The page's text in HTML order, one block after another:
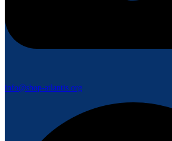
info@shop-atlantis.org